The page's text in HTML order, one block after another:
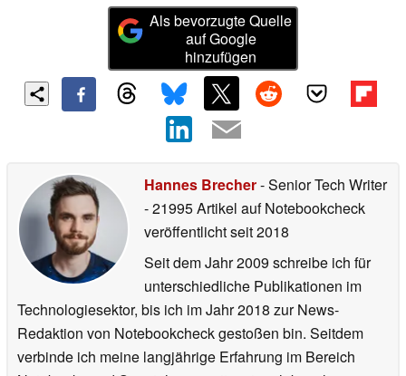
Als bevorzugte Quelle
auf Google
hinzufügen
Hannes Brecher- Senior Tech Writer
- 21995 Artikel auf Notebookcheck
veröffentlichtseit 2018
Seit dem Jahr 2009 schreibe ich für
unterschiedliche Publikationen im
Technologiesektor, bis ich im Jahr 2018 zur News-
Redaktion von Notebookcheck gestoßen bin. Seitdem
verbinde ich meine langjährige Erfahrung im Bereich